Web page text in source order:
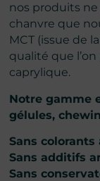
nos produits ne
chanvre que
MCT (issue de
qualité que l’on
caprylique.
Notre gamme
gélules,
Sans
Sans additifs
Sans